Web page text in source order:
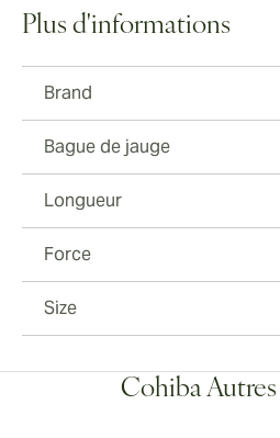
Plus d'informations
Brand
Bague de jauge
Longueur
Force
Size
Cohiba